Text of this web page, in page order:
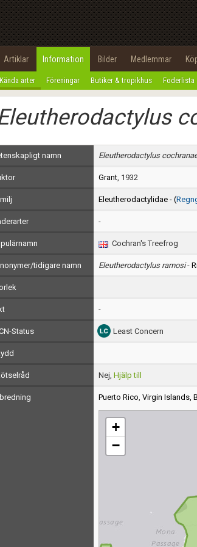
Artiklar Information Bilder Medlemmar
Kända arter Föreningar Butiker & tropikhus Foderlista
namn Eleutherodactylus
Grant, 1932
Eleutherodactylidae - (
-
Cochran's Treefrog
tidigare namn Eleutherodactylus ramosi-
-
Status Least Concern
Nej, Hjälp till
Puerto Rico, Virgin Islands,
+
−
Utför
100%
OK
integritetspolicy
Namn:
Epost:
Användarnamn:
Lösenord:
Terms of Service
Begär nytt lösenord